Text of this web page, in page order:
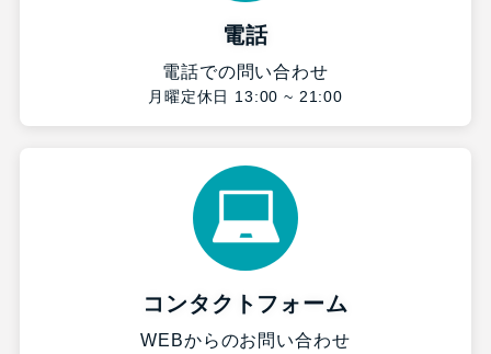
電話
電話での問い合わせ
月曜定休日 13:00 ~ 21:00
コンタクトフォーム
WEBからのお問い合わせ